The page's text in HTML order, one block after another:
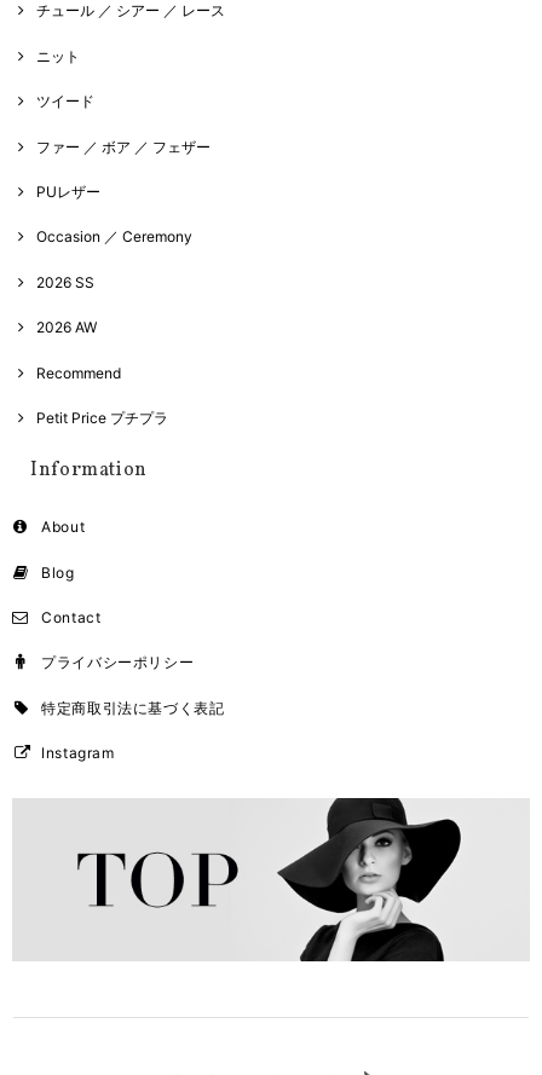
チュール ／ シアー ／ レース
ニット
ツイード
ファー ／ ボア ／ フェザー
PUレザー
Occasion ／ Ceremony
2026 SS
2026 AW
Recommend
Petit Price プチプラ
Information
About
Blog
Contact
プライバシーポリシー
特定商取引法に基づく表記
Instagram